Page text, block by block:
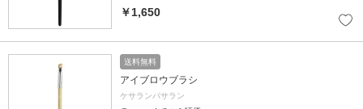
￥1,650
送料無料
アイブロウブラシ
ケサランパサラン